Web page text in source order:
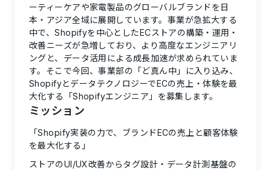
ーティーケアや家電製品のグローバルブランドを日
本・アジア全域に展開しています。事業が急拡大する
中で、Shopifyを中心としたECストアの構築・運用・
改善ニーズが急増しており、より高度なエンジニアリ
ングと、データ活用による成長加速が求められていま
す。そこで今回、事業部の「ど真ん中」に入り込み、
ShopifyとデータテクノロジーでECの売上・体験を最
大化する「Shopifyエンジニア」を募集します。
ミッション
「Shopify実装の力で、ブランドECの売上と顧客体験
を最大化する」
ストアのUI/UX改善からタグ設計・データ計測基盤の